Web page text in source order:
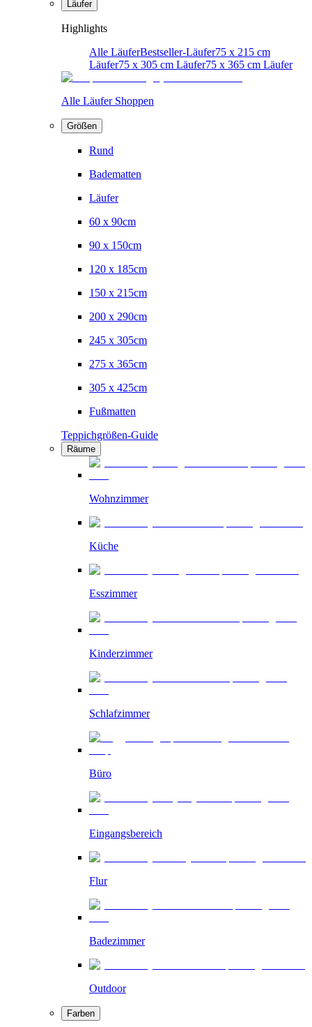
Läufer
Highlights
Alle LäuferBestseller-Läufer75 x 215 cm
Läufer75 x 305 cm Läufer75 x 365 cm Läufer
Alle Läufer Shoppen
Größen
Rund
Badematten
Läufer
60 x 90cm
90 x 150cm
120 x 185cm
150 x 215cm
200 x 290cm
245 x 305cm
275 x 365cm
305 x 425cm
Fußmatten
Teppichgrößen-Guide
Räume
Wohnzimmer
Küche
Esszimmer
Kinderzimmer
Schlafzimmer
Büro
Eingangsbereich
Flur
Badezimmer
Outdoor
Farben